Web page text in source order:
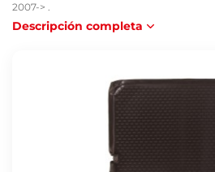
2007-> .
Descripción completa